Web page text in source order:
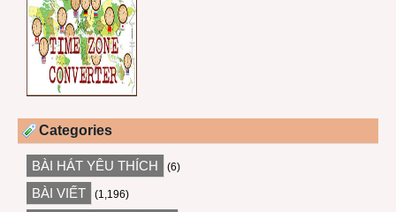
Categories
BÀI HÁT YÊU THÍCH (6)
BÀI VIẾT (1,196)